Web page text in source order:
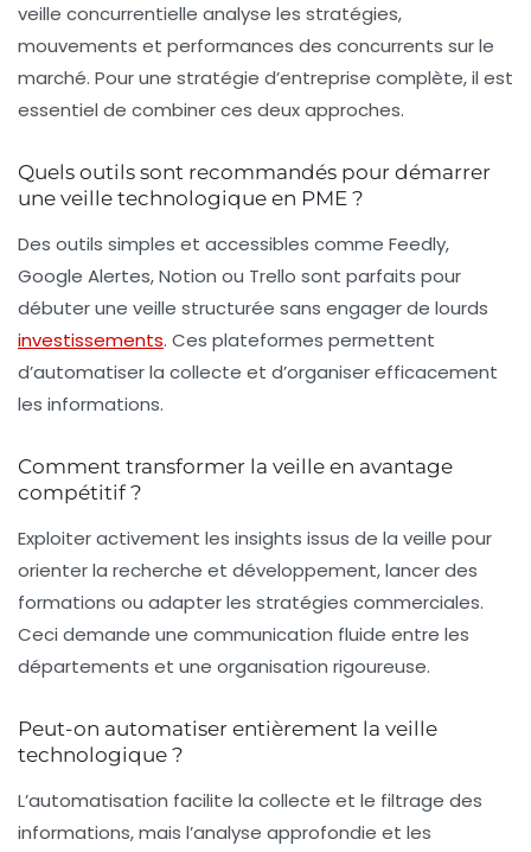
veille concurrentielle analyse les stratégies,
mouvements et performances des concurrents sur le
marché. Pour une stratégie d’entreprise complète, il est
essentiel de combiner ces deux approches.
Quels outils sont recommandés pour démarrer
une veille technologique en PME ?
Des outils simples et accessibles comme Feedly,
Google Alertes, Notion ou Trello sont parfaits pour
débuter une veille structurée sans engager de lourds
investissements. Ces plateformes permettent
d’automatiser la collecte et d’organiser efficacement
les informations.
Comment transformer la veille en avantage
compétitif ?
Exploiter activement les insights issus de la veille pour
orienter la recherche et développement, lancer des
formations ou adapter les stratégies commerciales.
Ceci demande une communication fluide entre les
départements et une organisation rigoureuse.
Peut-on automatiser entièrement la veille
technologique ?
L’automatisation facilite la collecte et le filtrage des
informations, mais l’analyse approfondie et les